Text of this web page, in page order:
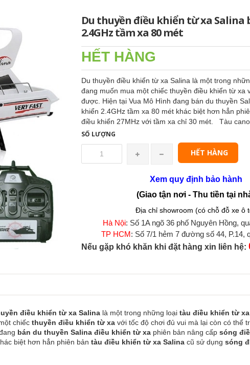
Du thuyền điều khiển từ xa Salina
2.4GHz tầm xa 80 mét
HẾT HÀNG
Du thuyền điều khiển từ xa Salina là một trong
đang muốn mua một chiếc thuyền điều khiển từ
được. Hiện tại Vua Mô Hình đang bán du thuyền
khiển 2.4GHz tầm xa 80 mét khác biệt hơn hẳn
điều khiển 27MHz với tầm xa chỉ 30 mét. Tàu cano
SỐ LƯỢNG
HẾT HÀNG
Xem quy định bảo hành
(Giao tận nơi - Thu tiền tại
Địa chỉ showroom (có chỗ đỗ xe ô
Hà Nội: Số 1A ngõ 36 phố Nguyên Hồng,
TP HCM: Số 7/1 hẻm 7 đường số 44, P.14,
Nếu gặp khó khăn khi đặt hàng xin liên hệ:
điều khiển từ xa Salinalà một trong những loạitàu điều khiển từ xa
chiếcthuyền điều khiển từ xa với tốc độ chơi đủ vui mà lại còn có thể
bán du thuyền Salina điều khiển từ xa phiên bản nâng cấp sóng
biệt hơn hẳn phiên bản tàu điều khiển từ xa Salinacũ sử dụng sóng